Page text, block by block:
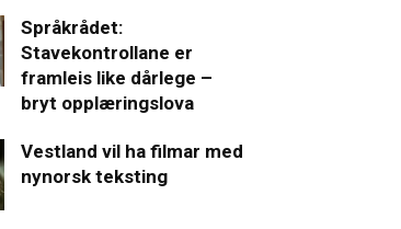
Språkrådet:
Stavekontrollane er
framleis like dårlege –
bryt opplæringslova
Vestland vil ha filmar med
nynorsk teksting